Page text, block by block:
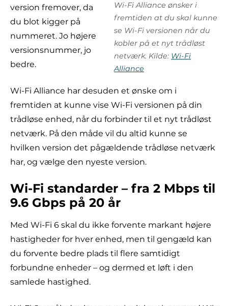
Wi-Fi Alliance ønsker i
fremtiden at du skal kunne
se Wi-Fi versionen når du
kobler på et nyt trådløst
netværk. Kilde: Wi-Fi
Alliance
version fremover, da
du blot kigger på
nummeret. Jo højere
versionsnummer, jo
bedre.
Wi-Fi Alliance har desuden et ønske om i
fremtiden at kunne vise Wi-Fi versionen på din
trådløse enhed, når du forbinder til et nyt trådløst
netværk. På den måde vil du altid kunne se
hvilken version det pågældende trådløse netværk
har, og vælge den nyeste version.
Wi-Fi standarder – fra 2 Mbps til
9.6 Gbps på 20 år
Med Wi-Fi 6 skal du ikke forvente markant højere
hastigheder for hver enhed, men til gengæld kan
du forvente bedre plads til flere samtidigt
forbundne enheder – og dermed et løft i den
samlede hastighed.